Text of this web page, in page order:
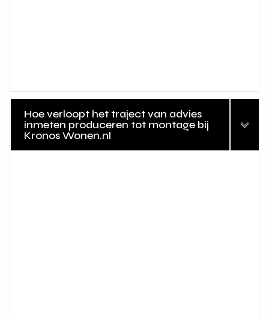
Hoe verloopt het traject van advies
inmeten produceren tot montage bij
Kronos Wonen.nl